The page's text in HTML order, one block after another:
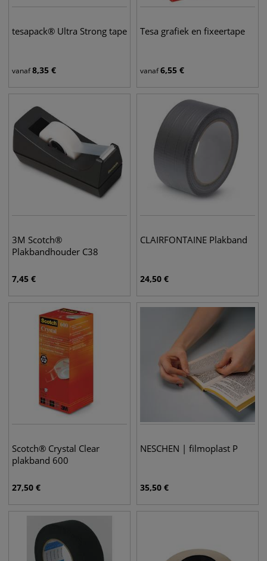
tesapack® Ultra Strong tape
vanaf8,35 €
Tesa grafiek en fixeertape
vanaf6,55 €
3M Scotch®
Plakbandhouder C38
7,45 €
CLAIRFONTAINE Plakband
24,50 €
Scotch® Crystal Clear
plakband 600
27,50 €
NESCHEN | filmoplast P
35,50 €